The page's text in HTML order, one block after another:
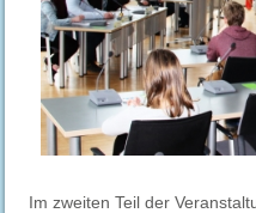
Im zweiten Teil der